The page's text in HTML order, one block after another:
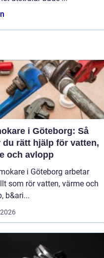
i Göteborg: Så
du rätt hjälp för vatten,
och avlopp
i Göteborg arbetar
som rör vatten, värme och
b&ari...